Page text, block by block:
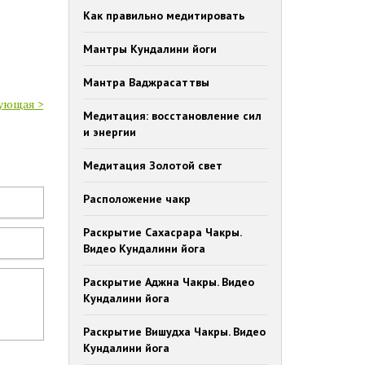
>
Как правильно медитировать
Мантры Кундалини йоги
Мантра Ваджрасаттвы
Медитация: восстановление сил
и энергии
Медитация Золотой свет
Расположение чакр
Раскрытие Сахасрара Чакры.
Видео Кундалини йога
Раскрытие Аджна Чакры. Видео
Кундалини йога
Раскрытие Вишудха Чакры. Видео
Кундалини йога